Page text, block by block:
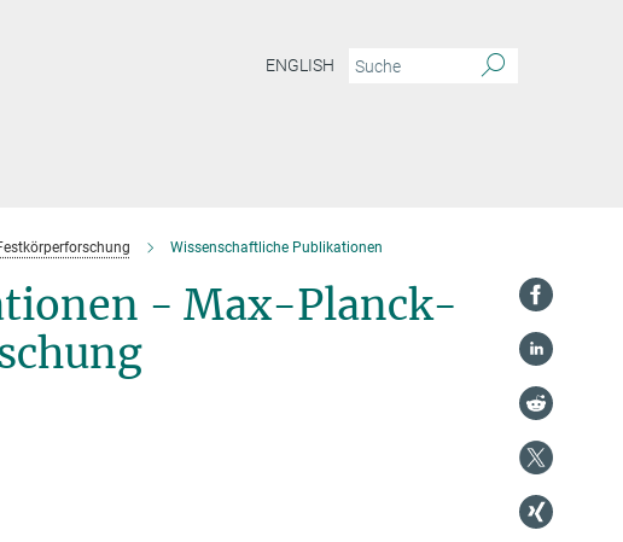
ENGLISH
Wissenschaftliche Publikationen
- Max-Planck-